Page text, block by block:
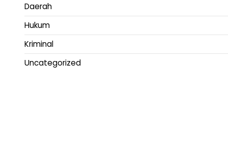
Daerah
Hukum
Kriminal
Uncategorized